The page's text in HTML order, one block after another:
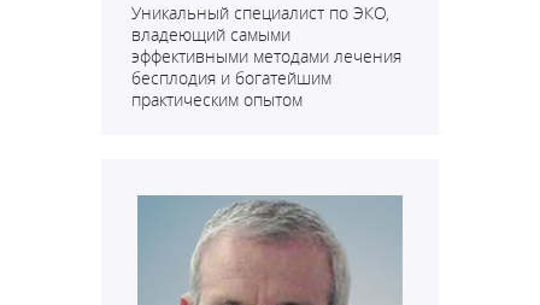
Уникальный специалист по ЭКО,
владеющий самыми
эффективными методами лечения
бесплодия и богатейшим
практическим опытом